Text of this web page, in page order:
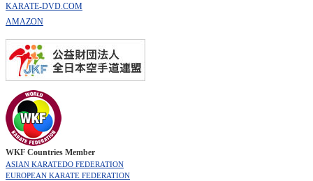
KARATE-DVD.COM
AMAZON
WKF Countries Member
ASIAN KARATEDO FEDERATION
EUROPEAN KARATE FEDERATION